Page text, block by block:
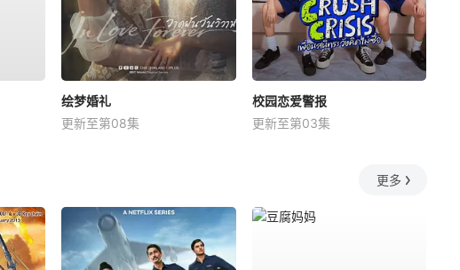
绘梦婚礼
更新至第08集
校园恋爱警报
更新至第03集
更多